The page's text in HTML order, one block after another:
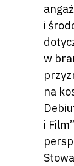
i
w
na
i